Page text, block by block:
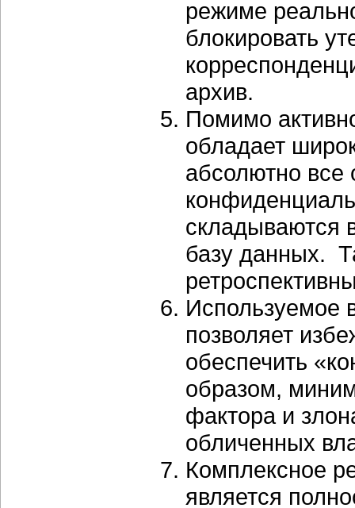
режиме
блокировать
архив.
Помимо
обладает
абсолютно
складываются
базу данных.
Используемое
позволяет
обеспечить
образом,
фактора и
обличенных
Комплексное
является